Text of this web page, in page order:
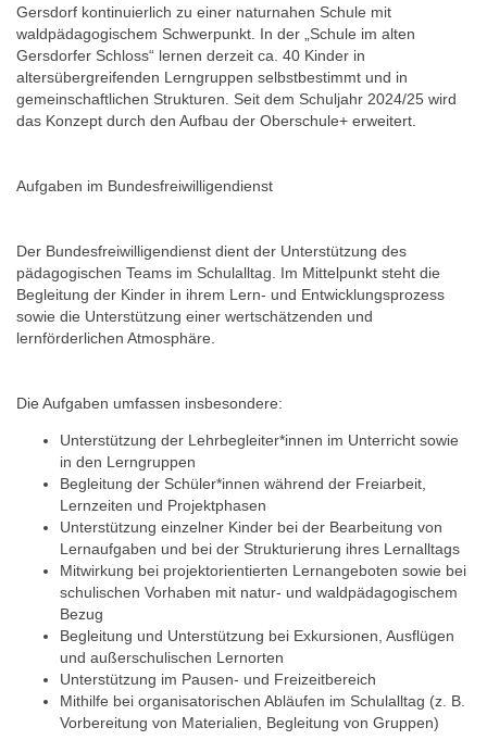
Gersdorf kontinuierlich zu einer naturnahen Schule mit
waldpädagogischem Schwerpunkt. In der „Schule im alten
Gersdorfer Schloss“ lernen derzeit ca. 40 Kinder in
altersübergreifenden Lerngruppen selbstbestimmt und in
gemeinschaftlichen Strukturen. Seit dem Schuljahr 2024/25 wird
das Konzept durch den Aufbau der Oberschule+ erweitert.
Aufgaben im Bundesfreiwilligendienst
Der Bundesfreiwilligendienst dient der Unterstützung des
pädagogischen Teams im Schulalltag. Im Mittelpunkt steht die
Begleitung der Kinder in ihrem Lern- und Entwicklungsprozess
sowie die Unterstützung einer wertschätzenden und
lernförderlichen Atmosphäre.
Die Aufgaben umfassen insbesondere:
Unterstützung der Lehrbegleiter*innen im Unterricht sowie
in den Lerngruppen
Begleitung der Schüler*innen während der Freiarbeit,
Lernzeiten und Projektphasen
Unterstützung einzelner Kinder bei der Bearbeitung von
Lernaufgaben und bei der Strukturierung ihres Lernalltags
Mitwirkung bei projektorientierten Lernangeboten sowie bei
schulischen Vorhaben mit natur- und waldpädagogischem
Bezug
Begleitung und Unterstützung bei Exkursionen, Ausflügen
und außerschulischen Lernorten
Unterstützung im Pausen- und Freizeitbereich
Mithilfe bei organisatorischen Abläufen im Schulalltag (z. B.
Vorbereitung von Materialien, Begleitung von Gruppen)